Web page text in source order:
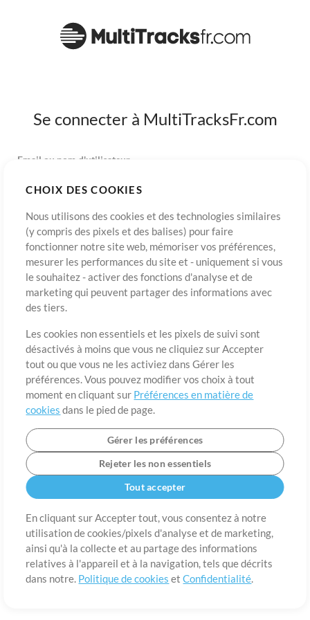
CHOIX DES COOKIES
Nous utilisons des cookies et des technologies similaires
(y compris des pixels et des balises) pour faire
fonctionner notre site web, mémoriser vos préférences,
mesurer les performances du site et - uniquement si vous
le souhaitez - activer des fonctions d'analyse et de
marketing qui peuvent partager des informations avec
des tiers.
Les cookies non essentiels et les pixels de suivi sont
désactivés à moins que vous ne cliquiez sur Accepter
tout ou que vous ne les activiez dans Gérer les
préférences. Vous pouvez modifier vos choix à tout
moment en cliquant sur Préférences en matière de
cookies dans le pied de page.
Gérer les préférences
Rejeter les non essentiels
Tout accepter
En cliquant sur Accepter tout, vous consentez à notre
utilisation de cookies/pixels d'analyse et de marketing,
ainsi qu'à la collecte et au partage des informations
relatives à l'appareil et à la navigation, tels que décrits
dans notre. Politique de cookies etConfidentialité.
Se connecter à MultiTracksFr.com
Email ou nom d'utilisateur
S’inscrireMot de passe oublié? Connexion
matière de cookies
Contact
©2006-2026 par MultiTracks LLC. Tous droits réservés.